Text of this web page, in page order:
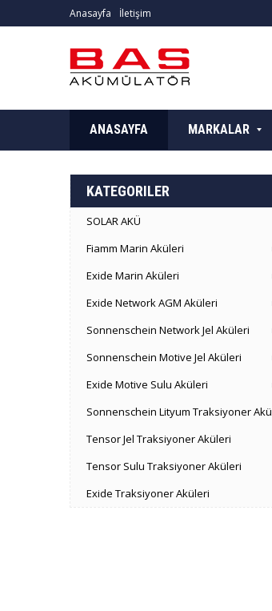
Anasayfa İletişim
ANASAYFA MARKALAR
KATEGORILER
SOLAR AKÜ
Fiamm Marin Aküleri
Exide Marin Aküleri
Exide Network AGM Aküleri
Sonnenschein Network Jel Aküleri
Sonnenschein Motive Jel Aküleri
Exide Motive Sulu Aküleri
Sonnenschein Lityum Traksiyoner Akü
Tensor Jel Traksiyoner Aküleri
Tensor Sulu Traksiyoner Aküleri
Exide Traksiyoner Aküleri